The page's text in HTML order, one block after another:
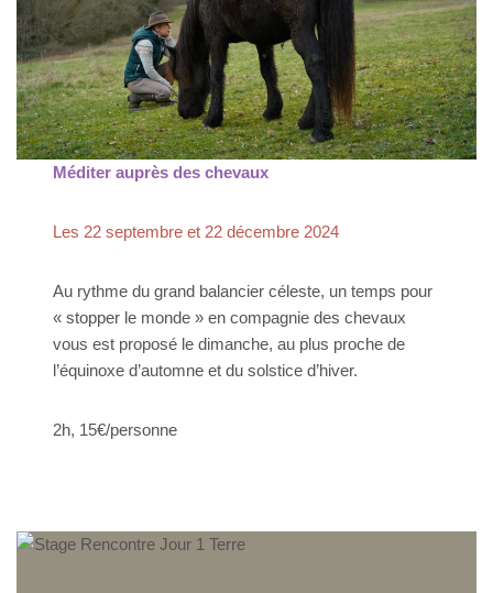
Méditer auprès des chevaux
Les 22 septembre et 22 décembre 2024
Au rythme du grand balancier céleste, un temps pour
« stopper le monde » en compagnie des chevaux
vous est proposé le dimanche, au plus proche de
l’équinoxe d’automne et du solstice d’hiver.
2h, 15€/personne